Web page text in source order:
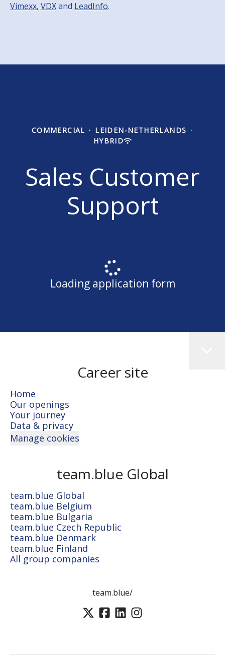
Vimexx, VDXand LeadInfo.
COMMERCIAL · LEIDEN-NETHERLANDS ·
HYBRID
Sales Customer
Support
Loading application form
Career site
Home
Our openings
Your journey
Data & privacy
Manage cookies
team.blue Global
team.blue Global
team.blue Belgium
team.blue Bulgaria
team.blue Czech Republic
team.blue Denmark
team.blue Finland
All group companies
team.blue/